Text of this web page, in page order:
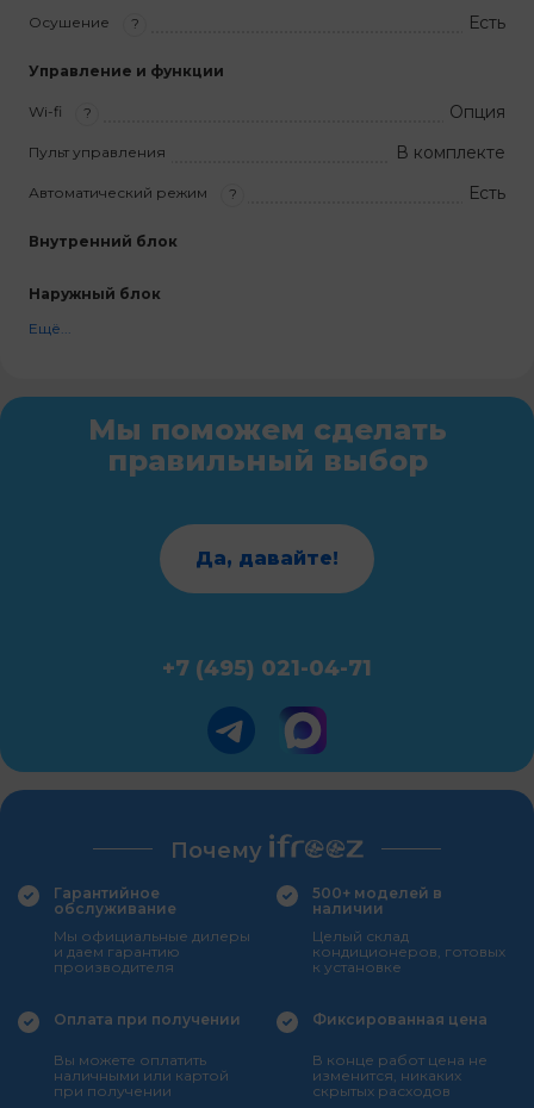
Осушение ? Есть
Управление и функции
Wi-fi ? Опция
Пульт управления В комплекте
Автоматический режим ? Есть
Внутренний блок
Наружный блок
Ещё...
Мы поможем сделать
правильный выбор
Да, давайте!
+7 (495) 021-04-71
Почему
Гарантийное
обслуживание
Мы официальные дилеры
и даем гарантию
производителя
500+ моделей в
наличии
Целый склад
кондиционеров, готовых
к установке
Оплата при получении
Вы можете оплатить
наличными или картой
при получении
Фиксированная цена
В конце работ цена не
изменится, никаких
скрытых расходов